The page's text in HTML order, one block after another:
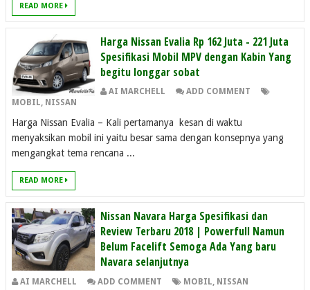
READ MORE
Harga Nissan Evalia Rp 162 Juta - 221 Juta
Spesifikasi Mobil MPV dengan Kabin Yang
begitu longgar sobat
AI MARCHELL
ADD COMMENT
MOBIL, NISSAN
Harga Nissan Evalia – Kali pertamanya kesan di waktu
menyaksikan mobil ini yaitu besar sama dengan konsepnya yang
mengangkat tema rencana ...
READ MORE
Nissan Navara Harga Spesifikasi dan
Review Terbaru 2018 | Powerfull Namun
Belum Facelift Semoga Ada Yang baru
Navara selanjutnya
AI MARCHELL ADD COMMENT MOBIL, NISSAN